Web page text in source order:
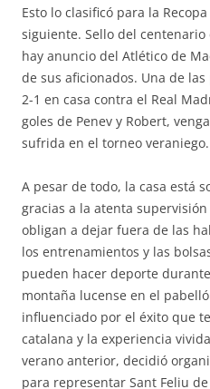
Esto lo clasificó para la
siguiente. Sello del
hay anuncio del Atlético de
de sus aficionados. Una de
2-1 en casa contra el Real
goles de Penev y Robert,
sufrida en el torneo veraniego.
A pesar de todo, la casa está
gracias a la atenta
obligan a dejar fuera de las
los entrenamientos y las
pueden hacer deporte
montaña lucense en el
influenciado por el éxito que
catalana y la experiencia
verano anterior, decidió
para representar Sant Feliu